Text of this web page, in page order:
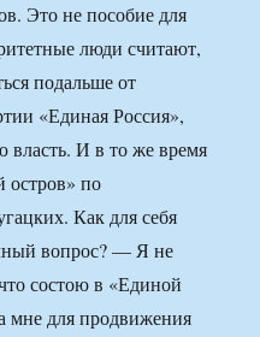
Это не пособие для
люди считают,
подальше от
«Единая Россия»,
власть. И в то же время
остров» по
Как для себя
вопрос? — Я не
состою в «Единой
мне для продвижения